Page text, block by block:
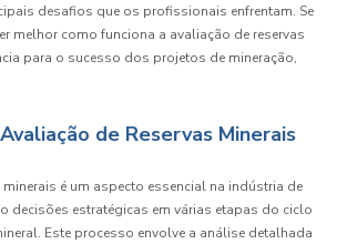
desafios que os profissionais enfrentam. Se
melhor como funciona a avaliação de reservas
para o sucesso dos projetos de mineração,
de Reservas Minerais
é um aspecto essencial na indústria de
decisões estratégicas em várias etapas do ciclo
Este processo envolve a análise detalhada